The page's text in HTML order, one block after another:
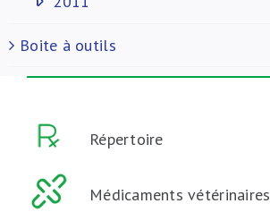
Boite à outils
Répertoire
Médicaments vétérinaires